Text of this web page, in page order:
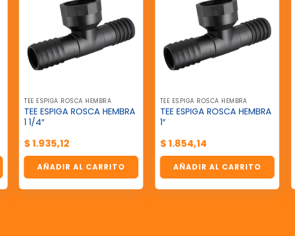
TEE ESPIGA ROSCA HEMBRA
TEE ESPIGA ROSCA HEMBRA
1 1/4″
$1.935,12
AÑADIR AL CARRITO
TEE ESPIGA ROSCA HEMBRA
TEE ESPIGA ROSCA HEMBRA
1″
$1.854,14
AÑADIR AL CARRITO